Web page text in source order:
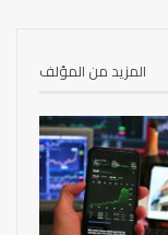
المزيد من المؤلف